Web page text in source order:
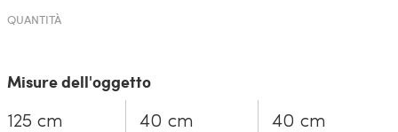
QUANTITÀ
Misure dell'oggetto
125 cm 40 cm 40 cm